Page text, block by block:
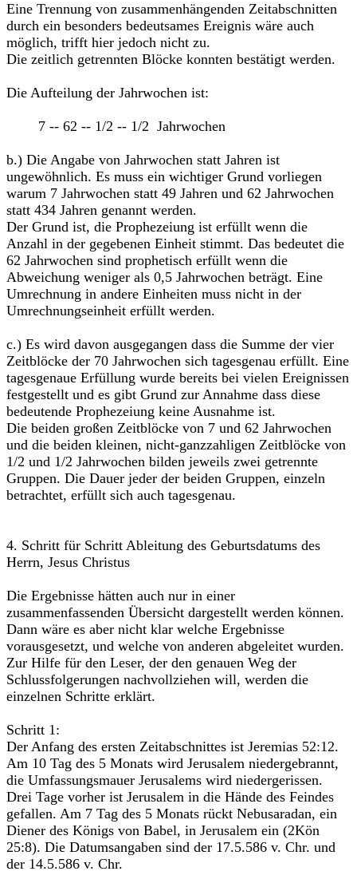
Eine Trennung von zusammenhängenden Zeitabschnitten
durch ein besonders bedeutsames Ereignis wäre auch
möglich, trifft hier jedoch nicht zu.
Die zeitlich getrennten Blöcke konnten bestätigt werden.
Die Aufteilung der Jahrwochen ist:
7 -- 62 -- 1/2 -- 1/2 Jahrwochen
b.) Die Angabe von Jahrwochen statt Jahren ist
ungewöhnlich. Es muss ein wichtiger Grund vorliegen
warum 7 Jahrwochen statt 49 Jahren und 62 Jahrwochen
statt 434 Jahren genannt werden.
Der Grund ist, die Prophezeiung ist erfüllt wenn die
Anzahl in der gegebenen Einheit stimmt. Das bedeutet die
62 Jahrwochen sind prophetisch erfüllt wenn die
Abweichung weniger als 0,5 Jahrwochen beträgt. Eine
Umrechnung in andere Einheiten muss nicht in der
Umrechnungseinheit erfüllt werden.
c.) Es wird davon ausgegangen dass die Summe der vier
Zeitblöcke der 70 Jahrwochen sich tagesgenau erfüllt. Eine
tagesgenaue Erfüllung wurde bereits bei vielen Ereignissen
festgestellt und es gibt Grund zur Annahme dass diese
bedeutende Prophezeiung keine Ausnahme ist.
Die beiden großen Zeitblöcke von 7 und 62 Jahrwochen
und die beiden kleinen, nicht-ganzzahligen Zeitblöcke von
1/2 und 1/2 Jahrwochen bilden jeweils zwei getrennte
Gruppen. Die Dauer jeder der beiden Gruppen, einzeln
betrachtet, erfüllt sich auch tagesgenau.
4. Schritt für Schritt Ableitung des Geburtsdatums des
Herrn, Jesus Christus
Die Ergebnisse hätten auch nur in einer
zusammenfassenden Übersicht dargestellt werden können.
Dann wäre es aber nicht klar welche Ergebnisse
vorausgesetzt, und welche von anderen abgeleitet wurden.
Zur Hilfe für den Leser, der den genauen Weg der
Schlussfolgerungen nachvollziehen will, werden die
einzelnen Schritte erklärt.
Schritt 1:
Der Anfang des ersten Zeitabschnittes ist Jeremias 52:12.
Am 10 Tag des 5 Monats wird Jerusalem niedergebrannt,
die Umfassungsmauer Jerusalems wird niedergerissen.
Drei Tage vorher ist Jerusalem in die Hände des Feindes
gefallen. Am 7 Tag des 5 Monats rückt Nebusaradan, ein
Diener des Königs von Babel, in Jerusalem ein (2Kön
25:8). Die Datumsangaben sind der 17.5.586 v. Chr. und
der 14.5.586 v. Chr.